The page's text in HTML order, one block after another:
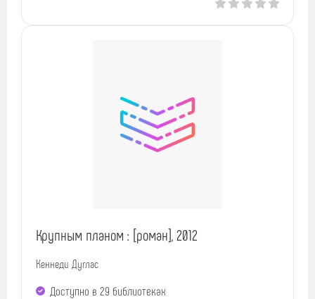
Крупным планом : [роман], 2012
Кеннеди Дуглас
Доступно в 29 библиотеках